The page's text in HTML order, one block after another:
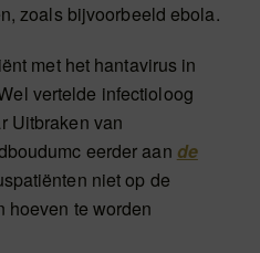
zoals bijvoorbeeld ebola.
met het hantavirus in
vertelde infectioloog
Uitbraken van
eerder aan de
niet op de
hoeven te worden